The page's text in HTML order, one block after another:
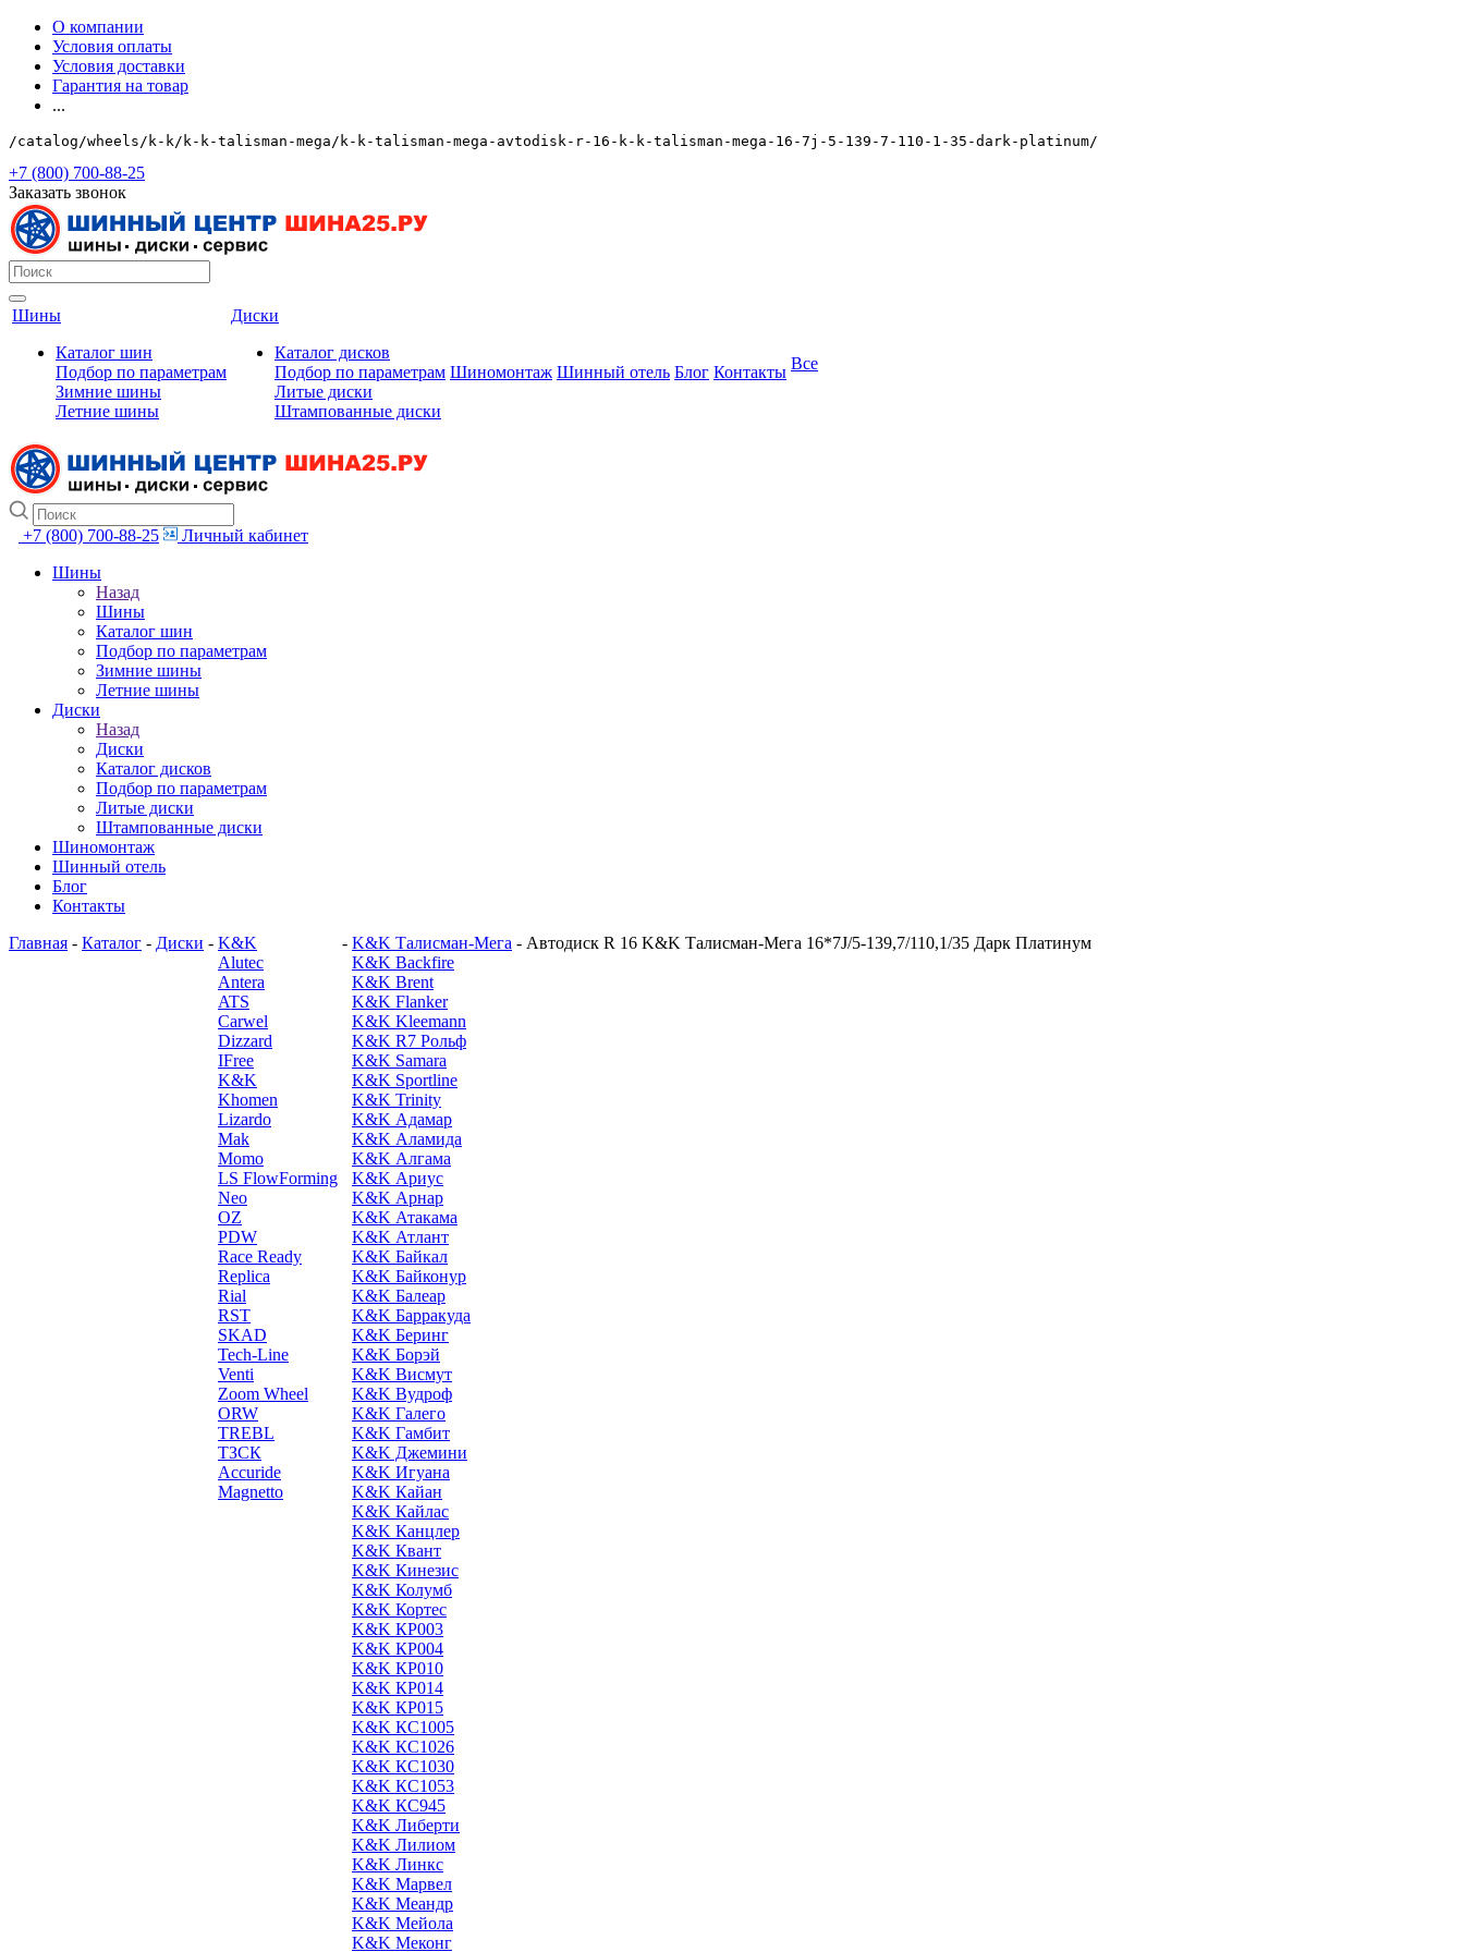
О компании
Условия оплаты
Условия доставки
Гарантия на товар
...
/catalog/wheels/k-k/k-k-talisman-mega/k-k-talisman-mega-avtodisk-r-16-k-k-talisman-mega-16-7j-5-139-7-110-1-35-dark-platinum/
+7 (800) 700-88-25
Заказать звонок
Шины
Каталог шин
Подбор по параметрам
Зимние шины
Летние шины
Диски
Каталог дисков
Подбор по параметрам
Литые диски
Штампованные диски
Шиномонтаж Шинный отель Блог Контакты Все
+7 (800) 700-88-25
Личный кабинет
Шины
Назад
Шины
Каталог шин
Подбор по параметрам
Зимние шины
Летние шины
Диски
Назад
Диски
Каталог дисков
Подбор по параметрам
Литые диски
Штампованные диски
Шиномонтаж
Шинный отель
Блог
Контакты
Главная - Каталог - Диски - K&K
Alutec
Antera
ATS
Carwel
Dizzard
IFree
K&K
Khomen
Lizardo
Mak
Momo
LS FlowForming
Neo
OZ
PDW
Race Ready
Replica
Rial
RST
SKAD
Tech-Line
Venti
Zoom Wheel
ORW
TREBL
ТЗСК
Accuride
Magnetto
- K&K Талисман-Мега
K&K Backfire
K&K Brent
K&K Flanker
K&K Kleemann
K&K R7 Рольф
K&K Samara
K&K Sportline
K&K Trinity
K&K Адамар
K&K Аламида
K&K Алгама
K&K Ариус
K&K Арнар
K&K Атакама
K&K Атлант
K&K Байкал
K&K Байконур
K&K Балеар
K&K Барракуда
K&K Беринг
K&K Борэй
K&K Висмут
K&K Вудроф
K&K Галего
K&K Гамбит
K&K Джемини
K&K Игуана
K&K Кайан
K&K Кайлас
K&K Канцлер
K&K Квант
K&K Кинезис
K&K Колумб
K&K Кортес
K&K КР003
K&K КР004
K&K КР010
K&K КР014
K&K КР015
K&K КС1005
K&K КС1026
K&K КС1030
K&K КС1053
K&K КС945
K&K Либерти
K&K Лилиом
K&K Линкс
K&K Марвел
K&K Меандр
K&K Мейола
K&K Меконг
- Автодиск R 16 K&K Талисман-Мега 16*7J/5-139,7/110,1/35 Дарк Платинум